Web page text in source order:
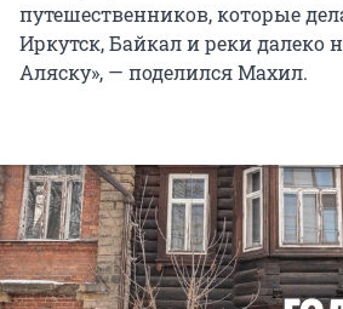
путешественников, которые
Иркутск, Байкал и реки далеко
Аляску», — поделился Махил.